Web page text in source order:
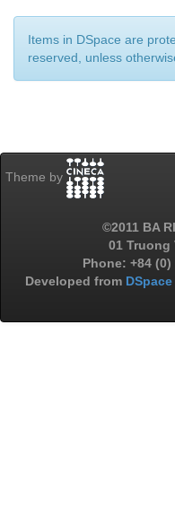
Items in DSpace are
reserved, unless
Theme by
©2011 BA
01 Truong
Phone: +84
Developed from